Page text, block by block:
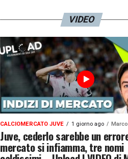
VIDEO
CALCIOMERCATO JUVE 1 giorno ago
Juve, cederlo sarebbe un
mercato si infiamma, tre nomi